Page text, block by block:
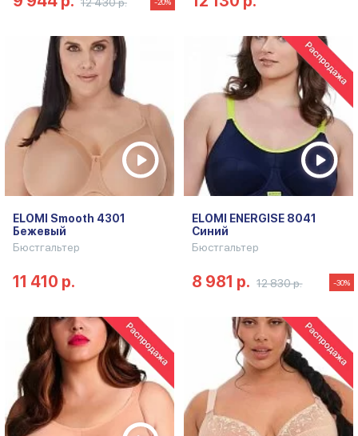
12 430 р.
ELOMI Smooth 4301
Бежевый
Бюстгальтер
11 410 р.
ELOMI ENERGISE 8041
Синий
Бюстгальтер
8 981 р. 12 830 р. -30%